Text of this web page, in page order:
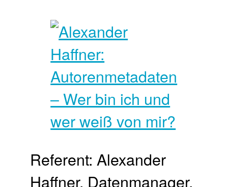
Referent: Alexander
Haffner, Datenmanager,